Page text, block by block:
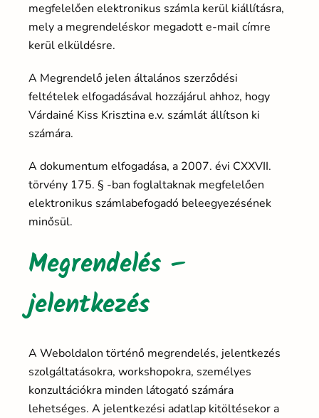
megfelelően elektronikus számla kerül kiállításra,
mely a megrendeléskor megadott e-mail címre
kerül elküldésre.
A Megrendelő jelen általános szerződési
feltételek elfogadásával hozzájárul ahhoz, hogy
Várdainé Kiss Krisztina e.v. számlát állítson ki
számára.
A dokumentum elfogadása, a 2007. évi CXXVII.
törvény 175. § -ban foglaltaknak megfelelően
elektronikus számlabefogadó beleegyezésének
minősül.
Megrendelés –
jelentkezés
A Weboldalon történő megrendelés, jelentkezés
szolgáltatásokra, workshopokra, személyes
konzultációkra minden látogató számára
lehetséges. A jelentkezési adatlap kitöltésekor a